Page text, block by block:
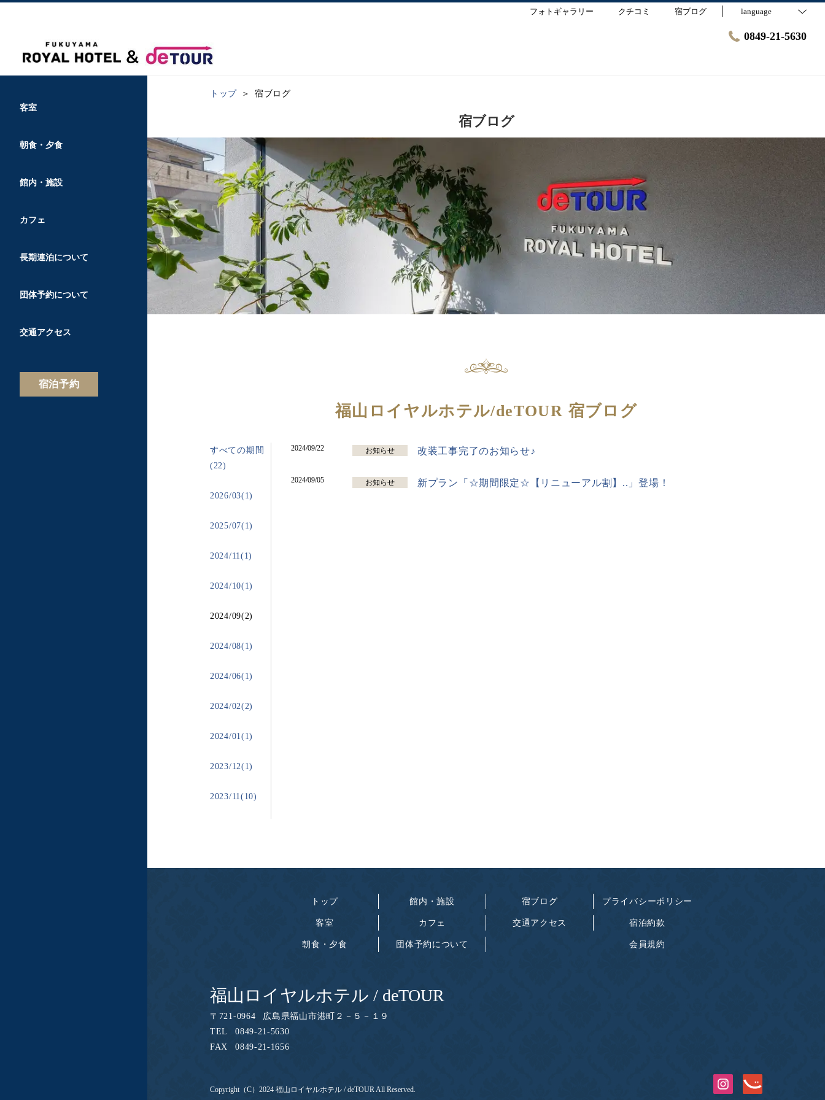
フォトギャラリー クチコミ 宿ブログ language
0849-21-5630
客室
朝食・夕食
館内・施設
カフェ
長期連泊について
団体予約について
交通アクセス
宿泊予約
トップ 宿ブログ
宿ブログ
福山ロイヤルホテル/deTOUR 宿ブログ
すべての期間
(22)
2026/03(1)
2025/07(1)
2024/11(1)
2024/10(1)
2024/09(2)
2024/08(1)
2024/06(1)
2024/02(2)
2024/01(1)
2023/12(1)
2023/11(10)
2024/09/22 お知らせ 改装工事完了のお知らせ♪
2024/09/05 お知らせ 新プラン「☆期間限定☆【リニューアル割】..」登場！
トップ
客室
朝食・夕食
館内・施設
カフェ
団体予約について
宿ブログ
交通アクセス
プライバシーポリシー
宿泊約款
会員規約
福山ロイヤルホテル / deTOUR
〒 721-0964
広島県福山市港町２－５－１９
TEL
0849-21-5630
FAX
0849-21-1656
Copyright（C）2024 福山ロイヤルホテル / deTOUR All Reserved.